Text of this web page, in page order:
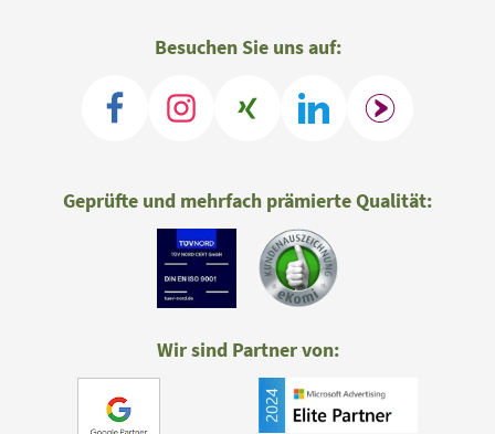
Besuchen Sie uns auf:
Geprüfte und mehrfach prämierte Qualität:
Wir sind Partner von: